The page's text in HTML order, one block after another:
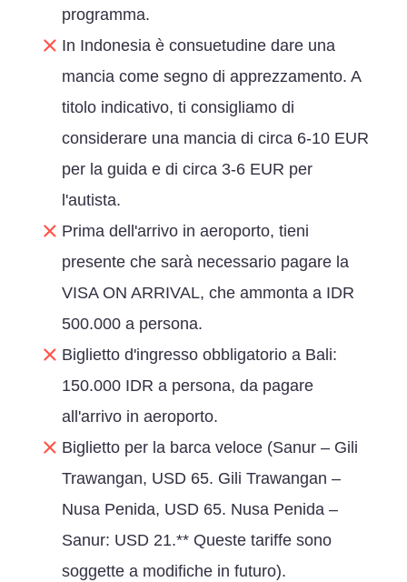
programma.
In Indonesia è consuetudine dare una
mancia come segno di apprezzamento. A
titolo indicativo, ti consigliamo di
considerare una mancia di circa 6-10 EUR
per la guida e di circa 3-6 EUR per
l'autista.
Prima dell'arrivo in aeroporto, tieni
presente che sarà necessario pagare la
VISA ON ARRIVAL, che ammonta a IDR
500.000 a persona.
Biglietto d'ingresso obbligatorio a Bali:
150.000 IDR a persona, da pagare
all'arrivo in aeroporto.
Biglietto per la barca veloce (Sanur – Gili
Trawangan, USD 65. Gili Trawangan –
Nusa Penida, USD 65. Nusa Penida –
Sanur: USD 21.** Queste tariffe sono
soggette a modifiche in futuro).